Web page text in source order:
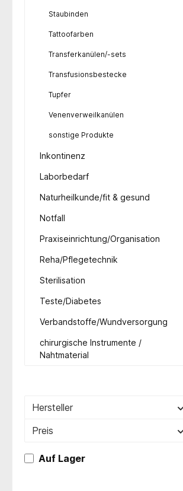
Staubinden
Tattoofarben
Transferkanülen/-sets
Transfusionsbestecke
Tupfer
Venenverweilkanülen
sonstige Produkte
Inkontinenz
Laborbedarf
Naturheilkunde/fit & gesund
Notfall
Praxiseinrichtung/Organisation
Reha/Pflegetechnik
Sterilisation
Teste/Diabetes
Verbandstoffe/Wundversorgung
chirurgische Instrumente /
Nahtmaterial
Hersteller
Preis
Auf Lager